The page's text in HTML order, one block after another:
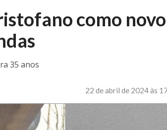
como novo
35 anos
22 de abril de 2024 às